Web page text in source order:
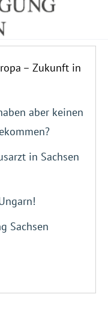
– Zukunft in
aber keinen
in Sachsen
Sachsen